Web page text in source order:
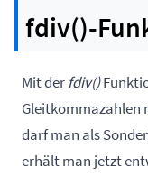
fdiv()-
Mit derfdiv()
Gleitkommazahlen
darf man als
erhält man jetzt